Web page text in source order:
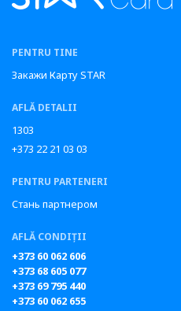
PENTRU TINE
Закажи Карту STAR
AFLĂ DETALII
1303
+373 22 21 03 03
PENTRU PARTENERI
Стань партнером
AFLĂ CONDIȚII
+373 60 062 606
+373 68 605 077
+373 69 795 440
+373 60 062 655